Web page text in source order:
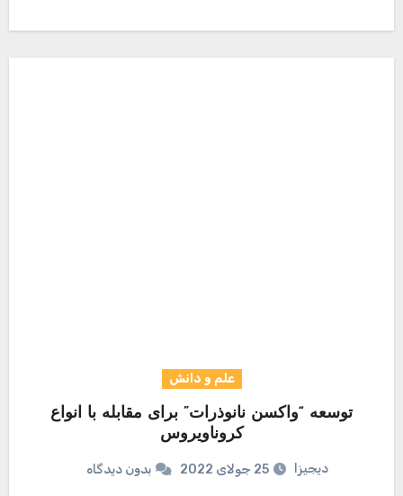
علم و دانش
توسعه “واکسن نانوذرات” برای مقابله با انواع
کروناویروس
دیجیزا 25 جولای 2022 بدون دیدگاه